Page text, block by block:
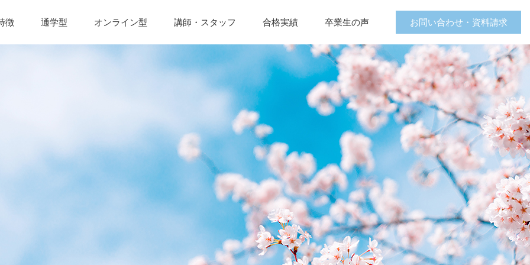
徴 通学型 オンライン型 講師・スタッフ 合格実績 卒業生の声 お問い合わせ・資料請求